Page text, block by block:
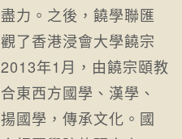
力。之後，饒學聯匯
了香港浸會大學饒宗
年1月，由饒宗頤教
東西方國學、漢學、
國學，傳承文化。國